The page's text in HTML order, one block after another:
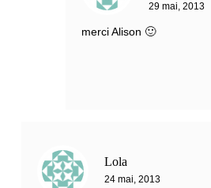
29 mai, 2013
merci Alison 🙂
Lola
24 mai, 2013